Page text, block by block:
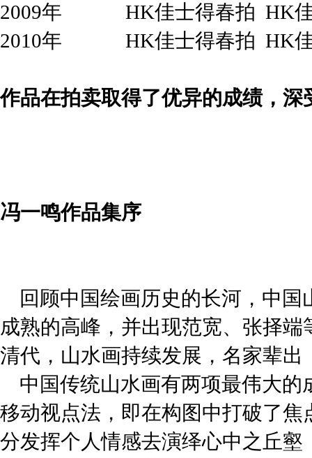
2009年 HK佳士得春拍 HK佳
2010年 HK佳士得春拍 HK佳
作品在拍卖取得了优异的成绩，深
冯一鸣作品集序
回顾中国绘画历史的长河，中国
成熟的高峰，并出现范宽、张择
清代，山水画持续发展，名家辈
中国传统山水画有两项最伟大的
移动视点法，即在构图中打破了
分发挥个人情感去演绎心中之丘